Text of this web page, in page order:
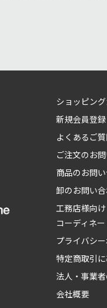
ショッピン
新規会員登録
よくあるご
ご注文のお
商品のお問
卸のお問い
工務店様向け
コーディネ
プライバシ
特定商取引
法人・事業
会社概要